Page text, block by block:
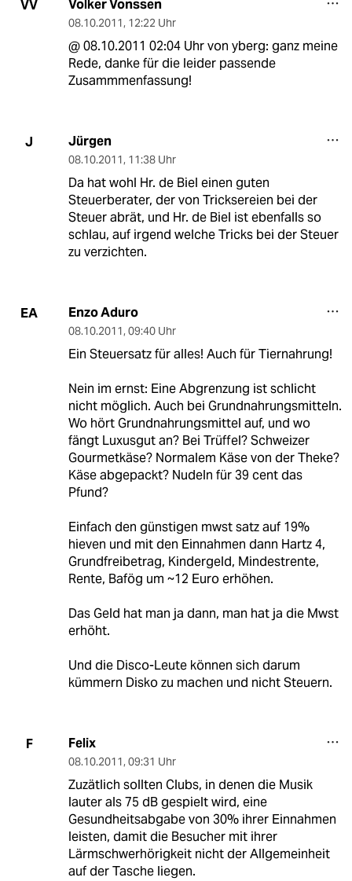
VV Volker Vonssen
08.10.2011, 12:22 Uhr
@ 08.10.2011 02:04 Uhr von yberg: ganz meine
Rede, danke für die leider passende
Zusammmenfassung!
J Jürgen
08.10.2011, 11:38 Uhr
Da hat wohl Hr. de Biel einen guten
Steuerberater, der von Tricksereien bei der
Steuer abrät, und Hr. de Biel ist ebenfalls so
schlau, auf irgend welche Tricks bei der Steuer
zu verzichten.
EA Enzo Aduro
08.10.2011, 09:40 Uhr
Ein Steuersatz für alles! Auch für Tiernahrung!
Nein im ernst: Eine Abgrenzung ist schlicht
nicht möglich. Auch bei Grundnahrungsmitteln.
Wo hört Grundnahrungsmittel auf, und wo
fängt Luxusgut an? Bei Trüffel? Schweizer
Gourmetkäse? Normalem Käse von der Theke?
Käse abgepackt? Nudeln für 39 cent das
Pfund?
Einfach den günstigen mwst satz auf 19%
hieven und mit den Einnahmen dann Hartz 4,
Grundfreibetrag, Kindergeld, Mindestrente,
Rente, Bafög um ~12 Euro erhöhen.
Das Geld hat man ja dann, man hat ja die Mwst
erhöht.
Und die Disco-Leute können sich darum
kümmern Disko zu machen und nicht Steuern.
F Felix
08.10.2011, 09:31 Uhr
Zuzätlich sollten Clubs, in denen die Musik
lauter als 75 dB gespielt wird, eine
Gesundheitsabgabe von 30% ihrer Einnahmen
leisten, damit die Besucher mit ihrer
Lärmschwerhörigkeit nicht der Allgemeinheit
auf der Tasche liegen.